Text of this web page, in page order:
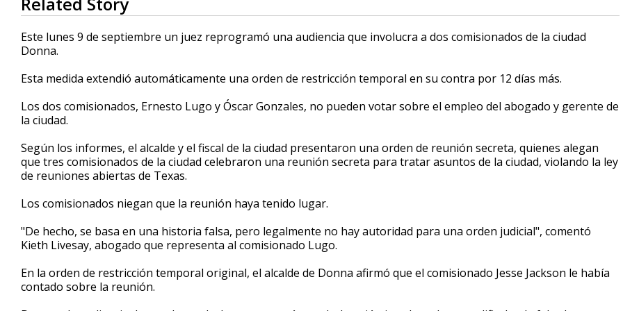
seconds
of
1
minute,
50
90%
Este lunes 9 de septiembre un juez reprogramó una audiencia que involucra a dos comisionados de la ciudad
Donna.
Esta medida extendió automáticamente una orden de restricción temporal en su contra por 12 días más.
Los dos comisionados, Ernesto Lugo y Óscar Gonzales, no pueden votar sobre el empleo del abogado y gerente de
la ciudad.
Según los informes, el alcalde y el fiscal de la ciudad presentaron una orden de reunión secreta, quienes alegan
que tres comisionados de la ciudad celebraron una reunión secreta para tratar asuntos de la ciudad, violando la ley
de reuniones abiertas de Texas.
Los comisionados niegan que la reunión haya tenido lugar.
"De hecho, se basa en una historia falsa, pero legalmente no hay autoridad para una orden judicial", comentó
Kieth Livesay, abogado que representa al comisionado Lugo.
En la orden de restricción temporal original, el alcalde de Donna afirmó que el comisionado Jesse Jackson le había
contado sobre la reunión.